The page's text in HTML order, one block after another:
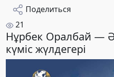
Поделиться
21
Нұрбек Оралбай —
күміс жүлдегері